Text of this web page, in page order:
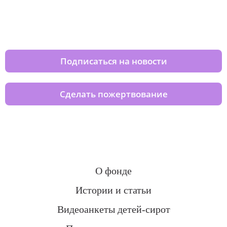
Подписаться на новости
Сделать пожертвование
О фонде
Истории и статьи
Видеоанкеты детей-сирот